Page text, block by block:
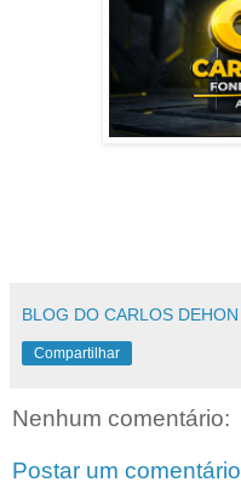
BLOG DO CARLOS DEHON
Compartilhar
Nenhum comentário:
Postar um comentário